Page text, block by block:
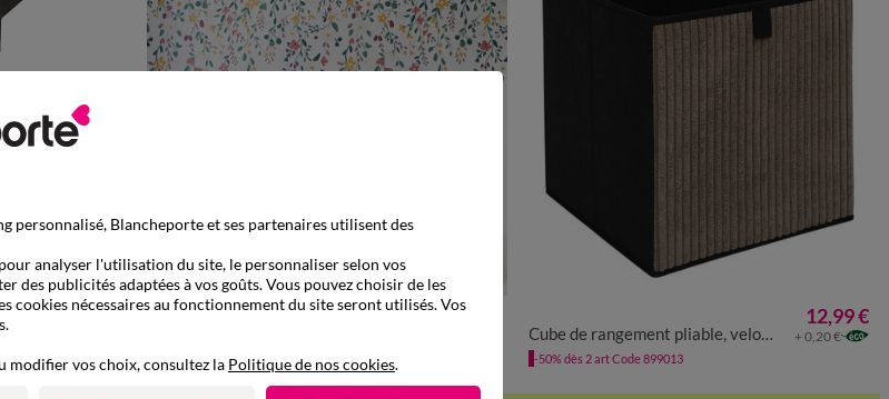
189,99 €
+ 2,86 €
-50% dès 2 art Code 899013
Cube de rangement pliable, velours côtelé
12,99 €
+ 0,20 €
-50% dès 2 art Code 899013
personnalisé, Blancheporte et ses partenaires utilisent des
analyser l'utilisation du site, le personnaliser selon vos
des publicités adaptées à vos goûts. Vous pouvez choisir de les
cookies nécessaires au fonctionnement du site seront utilisés. Vos
modifier vos choix, consultez la Politique de nos cookies.